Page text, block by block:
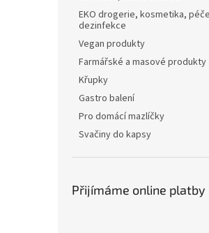
EKO drogerie, kosmetika,
dezinfekce
Vegan produkty
Farmářské a masové produkty
Křupky
Gastro balení
Pro domácí mazlíčky
Svačiny do kapsy
Přijímáme online platby